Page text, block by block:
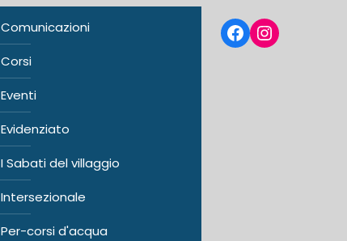
Comunicazioni
Corsi
Eventi
Evidenziato
I Sabati del villaggio
Intersezionale
Per-corsi d'acqua
Facebook
Instagram